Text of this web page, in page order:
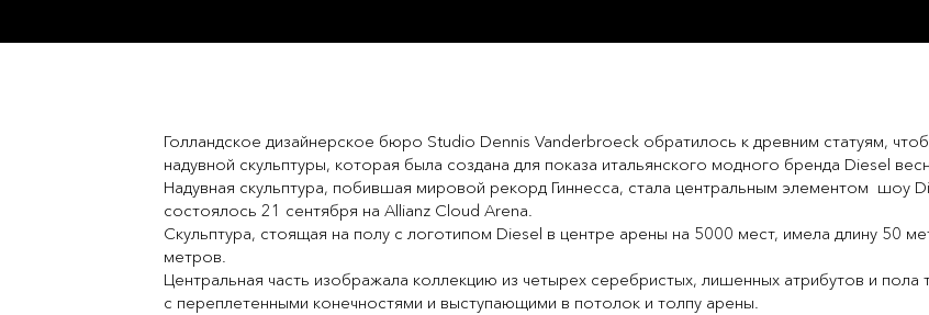
Голландское дизайнерское бюро Studio Dennis Vanderbroeck обратилось к древним статуям,
надувной скульптуры, которая была создана для показа итальянского модного бренда Diesel
Надувная скульптура, побившая мировой рекорд Гиннесса, стала центральным элементом шоу
состоялось 21 сентября на Allianz Cloud Arena.
Скульптура, стоящая на полу с логотипом Diesel в центре арены на 5000 мест, имела длину 50
метров.
Центральная часть изображала коллекцию из четырех серебристых, лишенных атрибутов и пола
с переплетенными конечностями и выступающими в потолок и толпу арены.